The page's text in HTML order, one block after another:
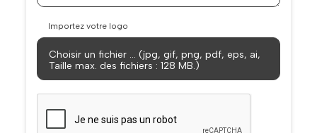
Importez votre logo
Choisir un fichier … (jpg, gif, png, pdf, eps, ai,
Taille max. des fichiers : 128 MB.)